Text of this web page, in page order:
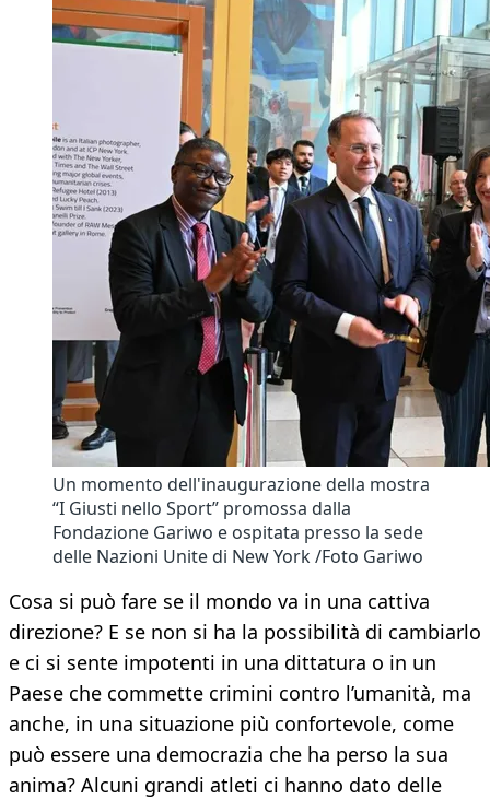
Un momento dell'inaugurazione della mostra
“I Giusti nello Sport” promossa dalla
Fondazione Gariwo e ospitata presso la sede
delle Nazioni Unite di New York /Foto Gariwo
Cosa si può fare se il mondo va in una cattiva
direzione? E se non si ha la possibilità di cambiarlo
e ci si sente impotenti in una dittatura o in un
Paese che commette crimini contro l’umanità, ma
anche, in una situazione più confortevole, come
può essere una democrazia che ha perso la sua
anima? Alcuni grandi atleti ci hanno dato delle